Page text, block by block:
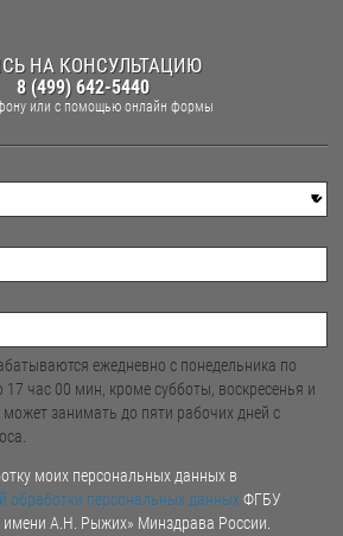
НА КОНСУЛЬТАЦИЮ
8 (499) 642-5440
или с помощью онлайн формы
ежедневно с понедельника по
17 час 00 мин, кроме субботы, воскресенья и
занимать до пяти рабочих дней с
моих персональных данных в
обработки персональных данных ФГБУ
А.Н. Рыжих» Минздрава России.